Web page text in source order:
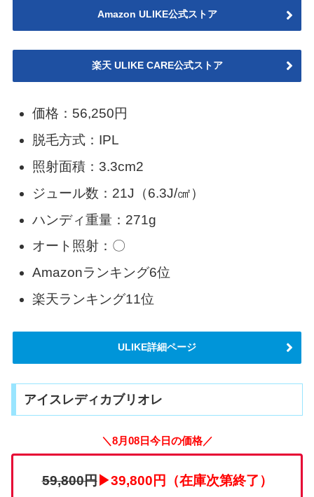
Amazon ULIKE公式ストア
楽天 ULIKE CARE公式ストア
価格：56,250円
脱毛方式：IPL
照射面積：3.3cm2
ジュール数：21J（6.3J/㎠）
ハンディ重量：271g
オート照射：〇
Amazonランキング6位
楽天ランキング11位
ULIKE詳細ページ
アイスレディカブリオレ
＼8月08日今日の価格／
59,800円▶39,800円（在庫次第終了）